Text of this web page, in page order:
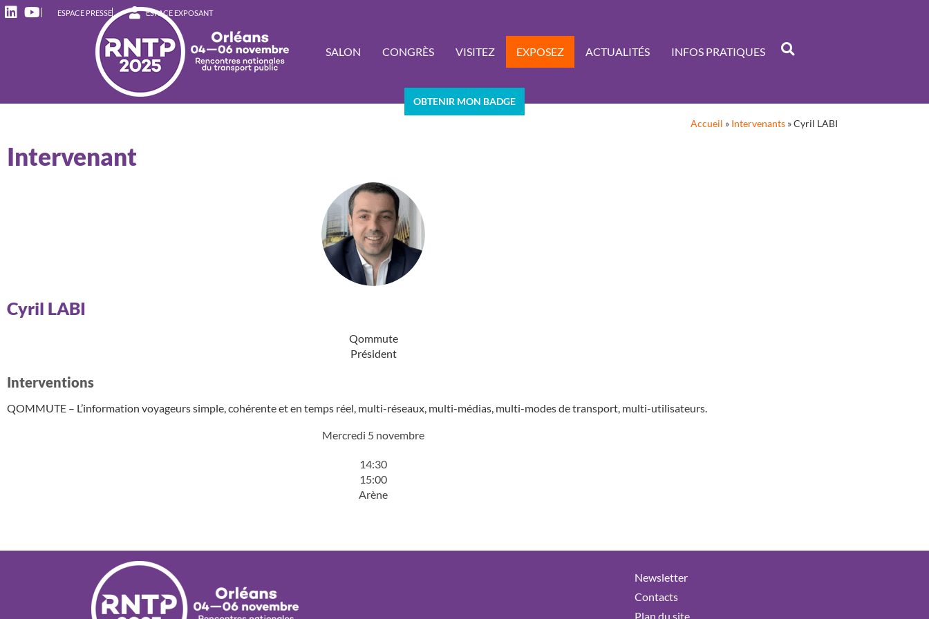
ESPACE PRESSE ESPACE EXPOSANT
SALON CONGRÈS VISITEZ EXPOSEZ ACTUALITÉS INFOS PRATIQUES
OBTENIR MON BADGE
Accueil » Intervenants »Cyril LABI
Intervenant
Cyril LABI
Qommute
Président
Interventions
QOMMUTE – L’information voyageurs simple, cohérente et en temps réel, multi-réseaux, multi-médias, multi-modes de transport, multi-utilisateurs.
Mercredi 5 novembre
14:30
15:00
Arène
Newsletter
Contacts
Plan du site